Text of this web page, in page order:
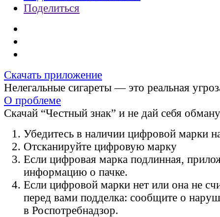
Поделиться
Скачать приложение
Нелегальные сигареты — это реальная
О проблеме
Скачай “Честный знак” и не дай себя
Убедитесь в наличии цифровой марки
Отсканируйте цифровую марку
Если цифровая марка подлинная,
информацию о пачке.
Если цифровой марки нет или она не
перед вами подделка: сообщите о
в Роспотребнадзор.